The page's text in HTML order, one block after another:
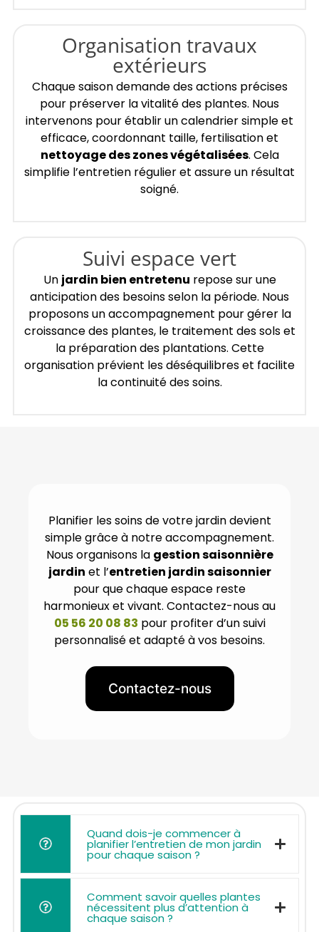
Organisation travaux
extérieurs
Chaque saison demande des actions précises
pour préserver la vitalité des plantes. Nous
intervenons pour établir un calendrier simple et
efficace, coordonnant taille, fertilisation et
nettoyage des zones végétalisées. Cela
simplifie l’entretien régulier et assure un résultat
soigné.
Suivi espace vert
Un jardin bien entretenu repose sur une
anticipation des besoins selon la période. Nous
proposons un accompagnement pour gérer la
croissance des plantes, le traitement des sols et
la préparation des plantations. Cette
organisation prévient les déséquilibres et facilite
la continuité des soins.
Planifier les soins de votre jardin devient
simple grâce à notre accompagnement.
Nous organisons la gestion saisonnière
jardin et l’entretien jardin saisonnier
pour que chaque espace reste
harmonieux et vivant. Contactez-nous au
05 56 20 08 83 pour profiter d’un suivi
personnalisé et adapté à vos besoins.
Contactez-nous
Quand dois-je commencer à
planifier l’entretien de mon jardin
pour chaque saison ?
Comment savoir quelles plantes
nécessitent plus d’attention à
chaque saison ?